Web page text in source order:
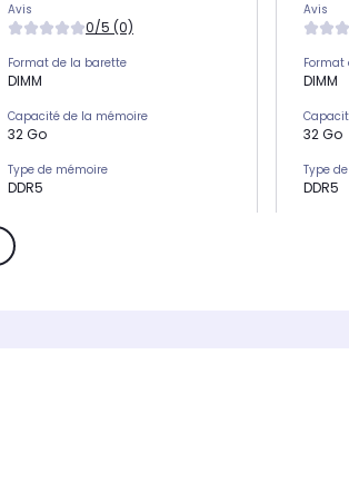
Avis
0/5 (0)
Format de la barette
DIMM
Capacité de la mémoire
32 Go
Type de mémoire
DDR5
5600
Avis
DIMM
32 Go
Type
DDR5